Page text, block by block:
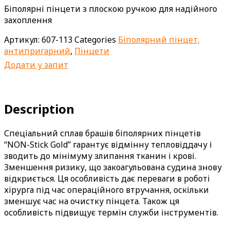
Біполярні пінцети з плоскою ручкою для надійного
захоплення
Артикул: 607-113Categories Біполярний пінцет,
антипригарний, Пінцети
Додати у запит
Description
Спеціальний сплав брашів біполярних пінцетів
“NON-Stick Gold” гарантує відмінну тепловіддачу і
зводить до мінімуму злипання тканин і крові.
Зменшення ризику, що закоагульована судина знову
відкриється. Ця особливість дає переваги в роботі
хірурга під час операційного втручання, оскільки
зменшує час на очистку пінцета. Також ця
особливість підвищує термін служби інструментів.